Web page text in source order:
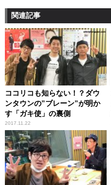
関連記事
ココリコも知らない！？ダウ
ンタウンの”ブレーン”が明か
す「ガキ使」の裏側
2017.11.22